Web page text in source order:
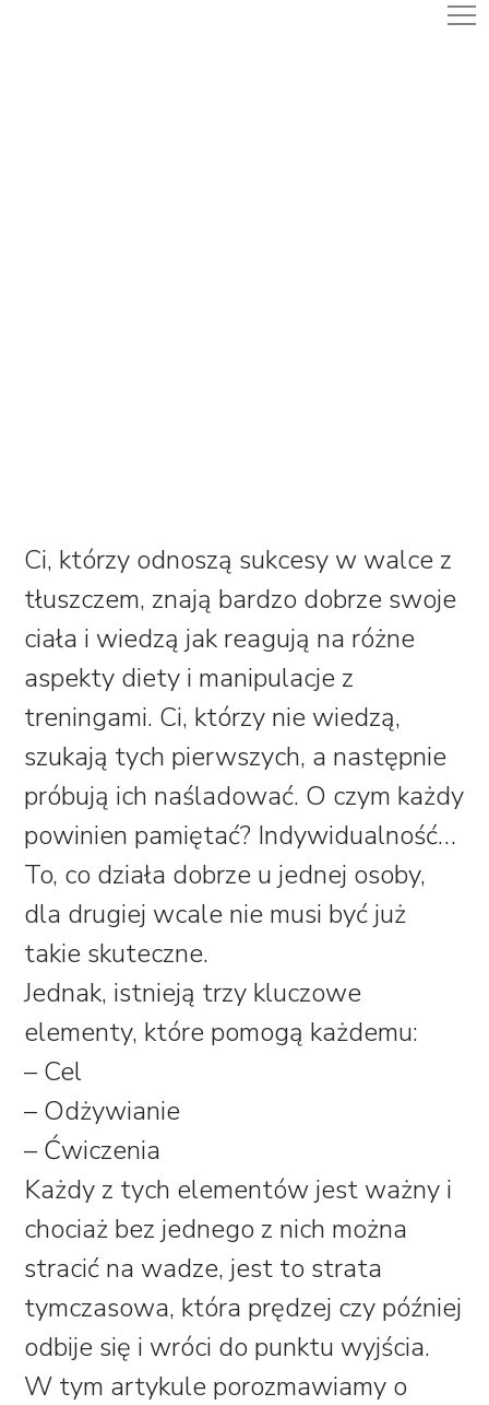
Ci, którzy odnoszą sukcesy w walce z
tłuszczem, znają bardzo dobrze swoje
ciała i wiedzą jak reagują na różne
aspekty diety i manipulacje z
treningami. Ci, którzy nie wiedzą,
szukają tych pierwszych, a następnie
próbują ich naśladować. O czym każdy
powinien pamiętać? Indywidualność…
To, co działa dobrze u jednej osoby,
dla drugiej wcale nie musi być już
takie skuteczne.
Jednak, istnieją trzy kluczowe
elementy, które pomogą każdemu:
– Cel
– Odżywianie
– Ćwiczenia
Każdy z tych elementów jest ważny i
chociaż bez jednego z nich można
stracić na wadze, jest to strata
tymczasowa, która prędzej czy później
odbije się i wróci do punktu wyjścia.
W tym artykule porozmawiamy o